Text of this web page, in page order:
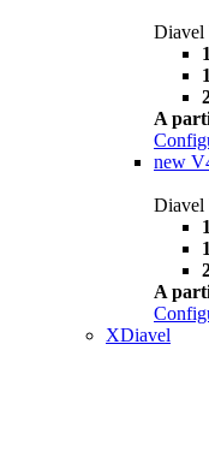
Diavel
A
new
Diavel
A
XDiavel